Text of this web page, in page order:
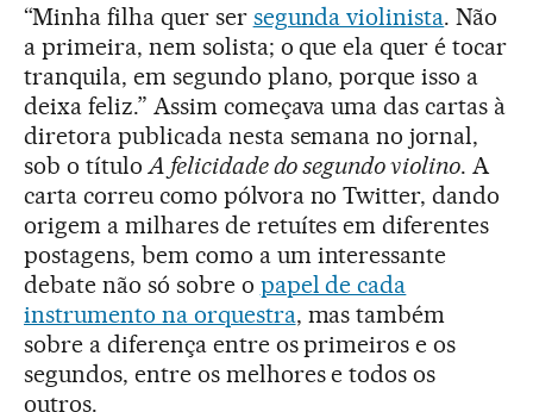
“Minha filha quer ser segunda violinista. Não
a primeira, nem solista; o que ela quer é tocar
tranquila, em segundo plano, porque isso a
deixa feliz.” Assim começava uma das cartas à
diretora publicada nesta semana no jornal,
sob o títuloA felicidade do segundo violino. A
carta correu como pólvora no Twitter, dando
origem a milhares de retuítes em diferentes
postagens, bem como a um interessante
debate não só sobre o papel de cada
instrumento na orquestra, mas também
sobre a diferença entre os primeiros e os
segundos, entre os melhores e todos os
outros.